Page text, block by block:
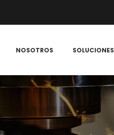
NOSOTROS SOLUCIONES